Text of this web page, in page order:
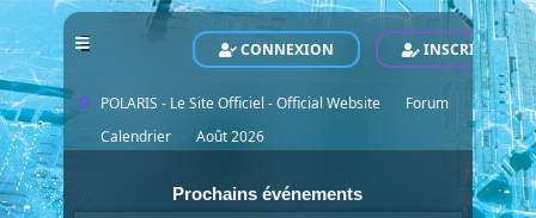
CONNEXION INSCRIVEZ-
POLARIS - Le Site Officiel - Official Website Forum
Calendrier Août 2026
Prochains événements